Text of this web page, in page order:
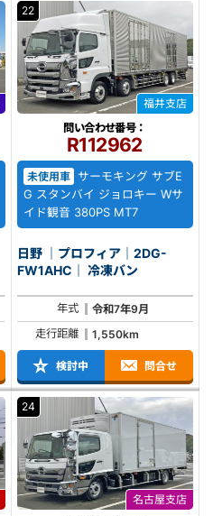
22
福井支店
問い合わせ番号：
R112962
未使用車 サーモキング サブE
G スタンバイ ジョロキー Wサ
イド観音 380PS MT7
日野 ｜プロフィア｜2DG-
FW1AHC｜ 冷凍バン
年式
令和7年9月
走行距離
1,550km
検討中 問合せ
24
名古屋支店